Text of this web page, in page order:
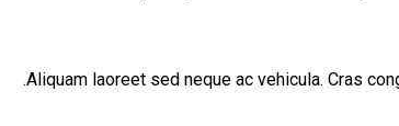
Aliquam laoreet sed neque ac vehicula. Cras